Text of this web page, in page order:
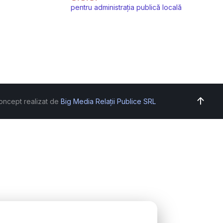
pentru administrația publică locală
realizat de Big Media Relații Publice SRL